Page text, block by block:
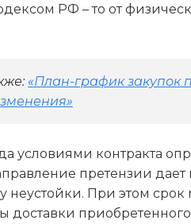
РФ – то от
«План-график закупок
условиями контракта
претензии
неустойки. При этом срок
доставки